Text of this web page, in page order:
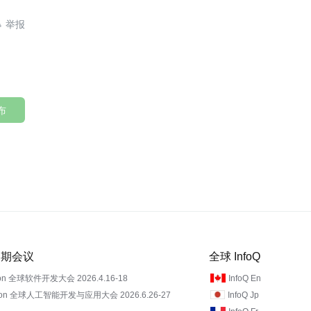
会议
全球软件开发大会 2026.4.16-18
全球人工智能开发与应用大会 2026.6.26-27
全球 InfoQ
InfoQ En
InfoQ Jp